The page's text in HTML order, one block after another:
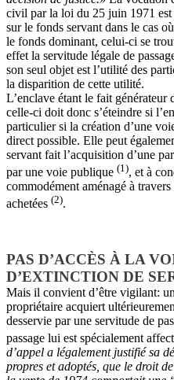
civil par la loi du 25 juin 1971 est
sur le fonds servant dans le cas
le fonds dominant, celui-ci se
effet la servitude légale de
son seul objet est l’utilité des
la disparition de cette utilité.
L’enclave étant le fait générateur
celle-ci doit donc s’éteindre si
particulier si la création d’une
direct possible. Elle peut
servant fait l’acquisition d’une
par une voie publique (1), et à
commodément aménagé à
achetées (2).
PAS D’ACCÈS À LA
D’EXTINCTION DE
Mais il convient d’être vigilant:
propriétaire acquiert
desservie par une servitude de
passage lui est spécialement
d’appel a légalement justifié sa
propres et adoptés, que le droit